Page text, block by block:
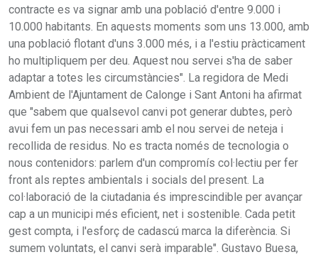
contracte es va signar amb una població d'entre 9.000 i
10.000 habitants. En aquests moments som uns 13.000, amb
una població flotant d'uns 3.000 més, i a l'estiu pràcticament
ho multipliquem per deu. Aquest nou servei s'ha de saber
adaptar a totes les circumstàncies". La regidora de Medi
Ambient de l'Ajuntament de Calonge i Sant Antoni ha afirmat
que "sabem que qualsevol canvi pot generar dubtes, però
avui fem un pas necessari amb el nou servei de neteja i
recollida de residus. No es tracta només de tecnologia o
nous contenidors: parlem d'un compromís col·lectiu per fer
front als reptes ambientals i socials del present. La
col·laboració de la ciutadania és imprescindible per avançar
cap a un municipi més eficient, net i sostenible. Cada petit
gest compta, i l'esforç de cadascú marca la diferència. Si
sumem voluntats, el canvi serà imparable". Gustavo Buesa,